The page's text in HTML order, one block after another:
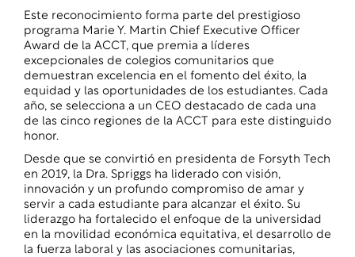
Este reconocimiento forma parte del prestigioso
programa Marie Y. Martin Chief Executive Officer
Award de la ACCT, que premia a líderes
excepcionales de colegios comunitarios que
demuestran excelencia en el fomento del éxito, la
equidad y las oportunidades de los estudiantes. Cada
año, se selecciona a un CEO destacado de cada una
de las cinco regiones de la ACCT para este distinguido
honor.
Desde que se convirtió en presidenta de Forsyth Tech
en 2019, la Dra. Spriggs ha liderado con visión,
innovación y un profundo compromiso de amar y
servir a cada estudiante para alcanzar el éxito. Su
liderazgo ha fortalecido el enfoque de la universidad
en la movilidad económica equitativa, el desarrollo de
la fuerza laboral y las asociaciones comunitarias,